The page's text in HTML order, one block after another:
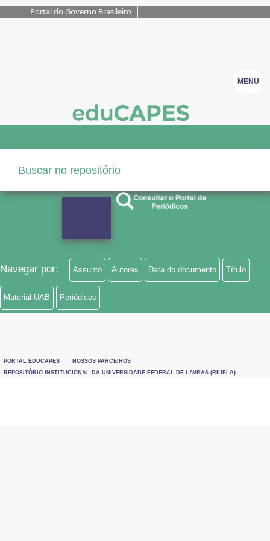
Portal do Governo Brasileiro
MENU
Navegar por: Assunto Autores Data do documento Título
Material UAB Periódicos
PORTAL EDUCAPES
NOSSOS PARCEIROS
REPOSITÓRIO INSTITUCIONAL DA UNIVERSIDADE FEDERAL DE LAVRAS (RIUFLA)